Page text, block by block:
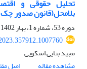
تحلیل حقوقی و
بلامحل(قانون صدور چک
دوره 53، شماره 1، بهار 1402، صفحه
مجید بنایی اسکویی
مشاهده مقاله
اصل